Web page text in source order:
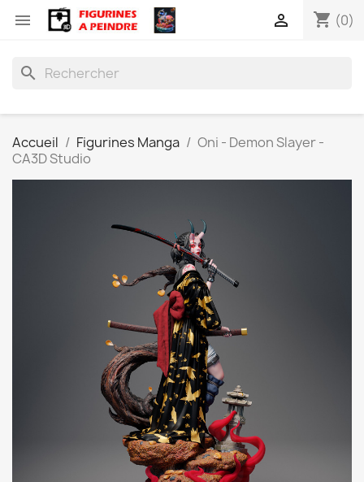
 shopping_cart (0)

search
Accueil Figurines Manga
Oni - Demon Slayer -
CA3D Studio